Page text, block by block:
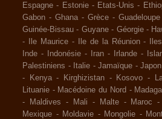
Espagne - Estonie - Etats-Unis -
Gabon - Ghana - Grèce - Guadeloupe
Guinée-Bissau - Guyane - Géorgie -
-
Ile Maurice - Ile de la Réunion -
Inde - Indonésie - Iran - Irlande -
Palestiniens - Italie - Jamaïque - Japon
-
Kenya - Kirghizistan - Kosovo -
Lituanie - Macédoine du Nord -
-
Maldives - Mali - Malte - Maroc -
Mexique - Moldavie - Mongolie -